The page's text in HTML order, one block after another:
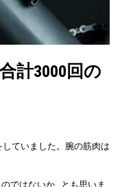
計3000回の
ていました。腕の筋肉は
ではないか…とも思いま